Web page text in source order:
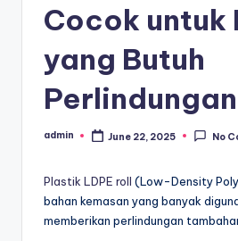
Cocok untuk
yang Butuh
Posted
admin June 22, 2025 No
Plastik LDPE roll (Low-Density
bahan kemasan yang banyak
memberikan perlindungan